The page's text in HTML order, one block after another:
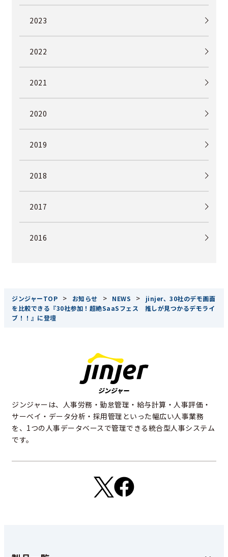
2023
2022
2021
2020
2019
2018
2017
2016
ジンジャーTOP > お知らせ > NEWS >
jinjer、30社のデモ画面
を比較できる『30社参加！超絶SaaSフェス 推しが見つかるデモライ
ブ！！』に登壇
ジンジャーは、人事労務・勤怠管理・給与計算・人事評価・
サーベイ・データ分析・採用管理といった幅広い人事業務
を、1つの人事データベースで管理できる統合型人事システム
です。